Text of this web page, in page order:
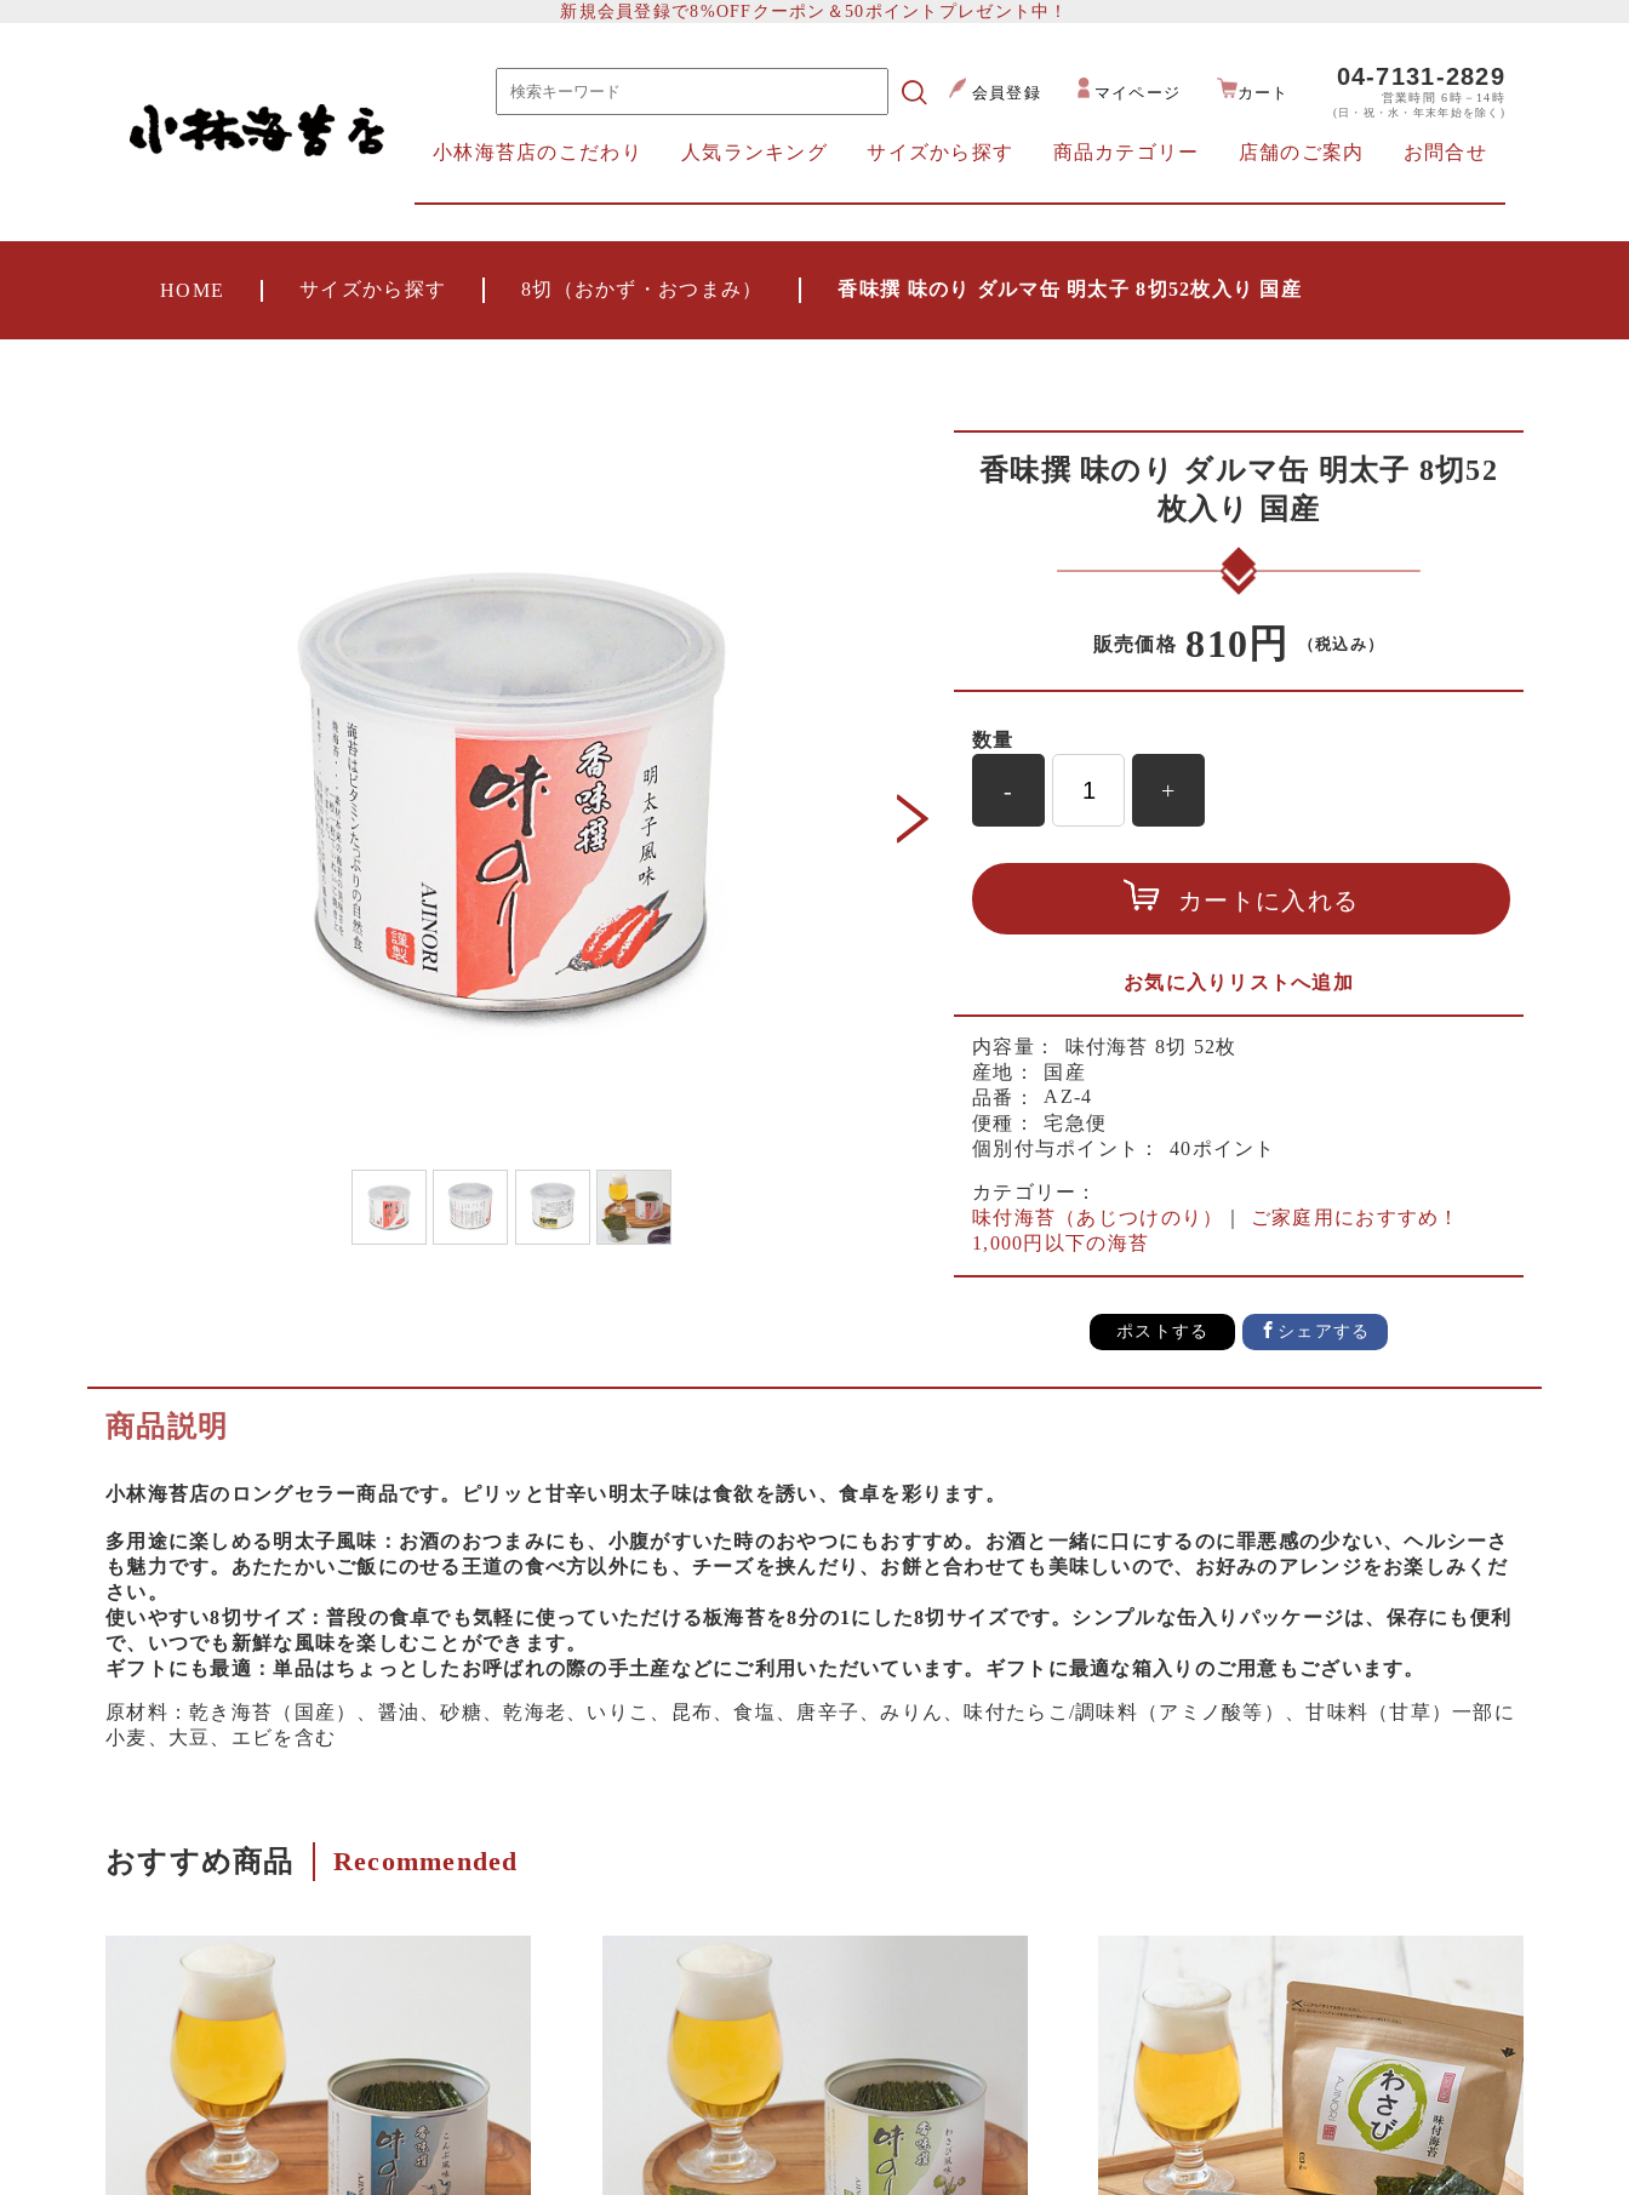
新規会員登録で8%OFFクーポン＆50ポイントプレゼント中！
会員登録 マイページ カート
04-7131-2829
営業時間 6時－14時
(日・祝・水・年末年始を除く)
小林海苔店のこだわり 人気ランキング サイズから探す 商品カテゴリー 店舗のご案内 お問合せ
HOME サイズから探す 8切（おかず・おつまみ） 香味撰 味のり ダルマ缶 明太子 8切52枚入り 国産
香味撰 味のり ダルマ缶 明太子 8切52
枚入り 国産
販売価格 810円 （税込み）
数量
- +
カートに入れる
お気に入りリストへ追加
内容量：
味付海苔 8切 52枚
産地：
国産
品番：
AZ-4
便種：
宅急便
個別付与ポイント：
40ポイント
カテゴリー：
味付海苔（あじつけのり）
ご家庭用におすすめ！
1,000円以下の海苔
ポストする シェアする
商品説明
小林海苔店のロングセラー商品です。ピリッと甘辛い明太子味は食欲を誘い、食卓を彩ります。
多用途に楽しめる明太子風味：お酒のおつまみにも、小腹がすいた時のおやつにもおすすめ。お酒と一緒に口にするのに罪悪感の少ない、ヘルシーさ
も魅力です。あたたかいご飯にのせる王道の食べ方以外にも、チーズを挟んだり、お餅と合わせても美味しいので、お好みのアレンジをお楽しみくだ
さい。
使いやすい8切サイズ：普段の食卓でも気軽に使っていただける板海苔を8分の1にした8切サイズです。シンプルな缶入りパッケージは、保存にも便利
で、いつでも新鮮な風味を楽しむことができます。
ギフトにも最適：単品はちょっとしたお呼ばれの際の手土産などにご利用いただいています。ギフトに最適な箱入りのご用意もございます。
原材料：乾き海苔（国産）、醤油、砂糖、乾海老、いりこ、昆布、食塩、唐辛子、みりん、味付たらこ/調味料（アミノ酸等）、甘味料（甘草）一部に
小麦、大豆、エビを含む
おすすめ商品 Recommended